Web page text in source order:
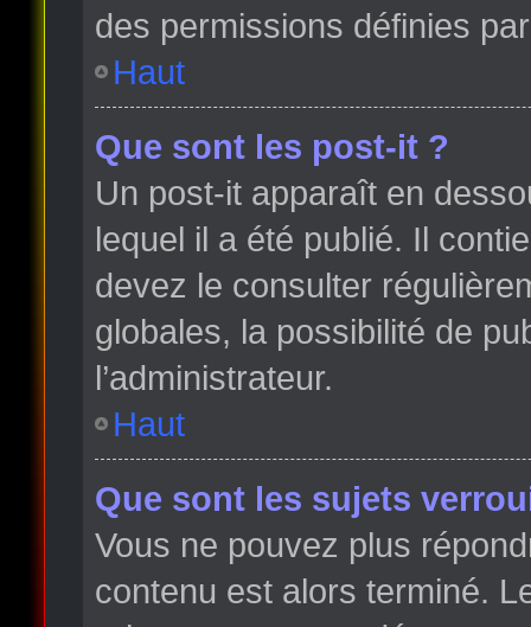
des permissions définies
Haut
Que sont les post-it ?
Un post-it apparaît en
lequel il a été publié. Il
devez le consulter
globales, la possibilité de
l’administrateur.
Haut
Que sont les sujets
Vous ne pouvez plus
contenu est alors terminé.